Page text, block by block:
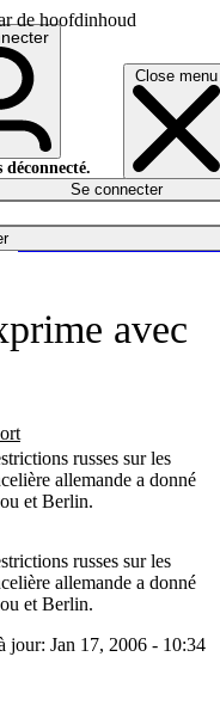
de hoofdinhoud
Close menu
déconnecté.
Se connecter
avec
russes sur les
allemande a donné
et Berlin.
russes sur les
allemande a donné
et Berlin.
jour: Jan 17, 2006 - 10:34